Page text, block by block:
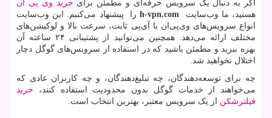
اگر به دنبال یک سرویس حرفه‌ای و مطمئن برای خرید وی پی ان
هستید، ما وب‌سایت
h-vpn.comرا پیشنهاد می‌کنیم. این وب‌سایت
انواع سرویس‌های وی‌پی‌ان با آی‌پی ثابت، سرعت بالا و لوکیشن‌های
مختلف ارائه می‌دهد. همچنین می‌توانید از پشتیبانی ۲۴ ساعته آن
بهره ببرید و مطمئن باشید که در استفاده از سرویس‌های گوگل دچار
اختلال نخواهید شد.
چه برای توسعه‌دهندگان، چه تبلیغ‌دهندگان، و چه کاربران عادی که
می‌خواهند از خدمات گوگل بدون محدودیت استفاده کنند، خرید
فیلترشکن از یک سرویس معتبر، بهترین انتخاب است.